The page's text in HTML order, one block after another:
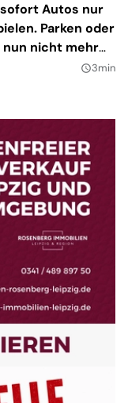
sofort Autos nur
Parken oder
nun nicht mehr
query_builder3min